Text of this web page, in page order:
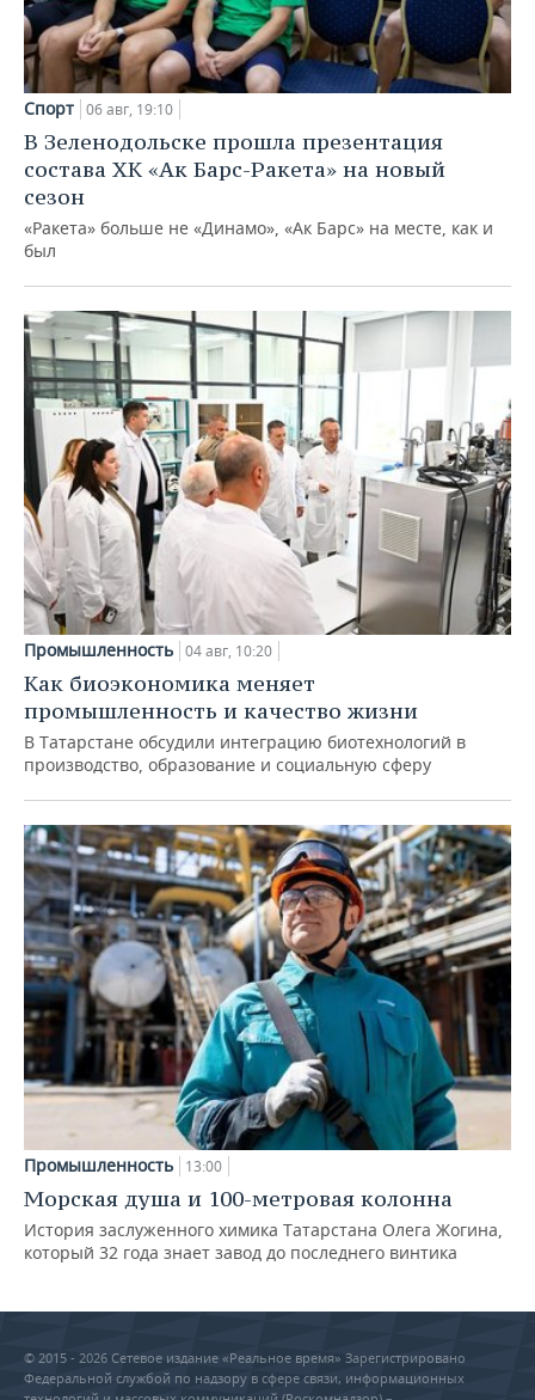
Спорт 06 авг, 19:10
В Зеленодольске прошла презентация
состава ХК «Ак Барс-Ракета» на новый
сезон
«Ракета» больше не «Динамо», «Ак Барс» на месте, как и
был
Промышленность 04 авг, 10:20
Как биоэкономика меняет
промышленность и качество жизни
В Татарстане обсудили интеграцию биотехнологий в
производство, образование и социальную сферу
Промышленность 13:00
Морская душа и 100-метровая колонна
История заслуженного химика Татарстана Олега Жогина,
который 32 года знает завод до последнего винтика
© 2015 - 2026 Сетевое издание «Реальное время» Зарегистрировано
Федеральной службой по надзору в сфере связи, информационных